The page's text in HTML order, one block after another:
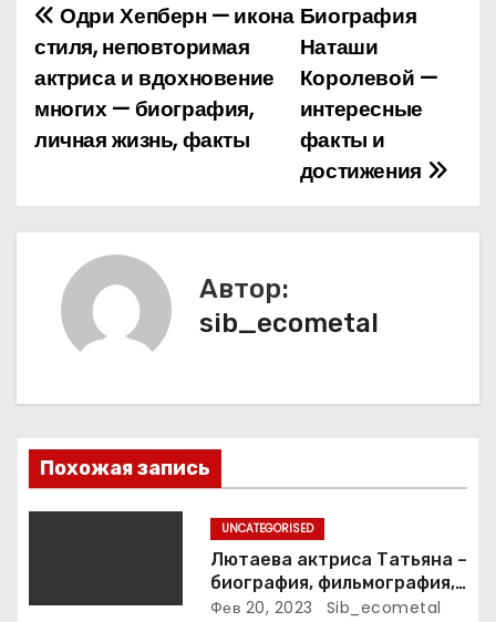
Н
а
в
я
п
о
Биография
Наташи
Королевой —
интересные
факты и
достижения
Одри Хепберн — икона
стиля, неповторимая
актриса и вдохновение
многих — биография,
личная жизнь, факты
Автор:
sib_ecometal
Похожая запись
UNCATEGORISED
Лютаева актриса Татьяна –
биография, фильмография,
достижения
Фев 20, 2023 Sib_ecometal